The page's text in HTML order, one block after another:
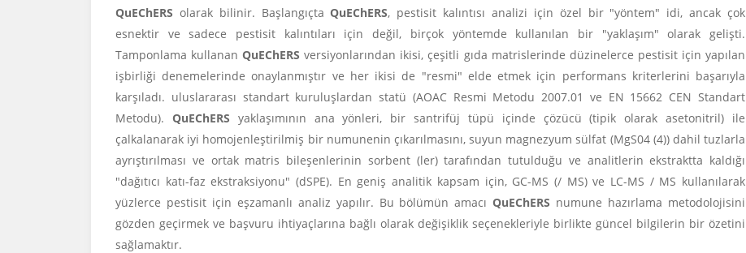
QuEChERS olarak bilinir. BaşlangıçtaQuEChERS, pestisit kalıntısı analizi için özel bir "yöntem" idi, ancak çok
esnektir ve sadece pestisit kalıntıları için değil, birçok yöntemde kullanılan bir "yaklaşım" olarak gelişti.
Tamponlama kullananQuEChERS versiyonlarından ikisi, çeşitli gıda matrislerinde düzinelerce pestisit için yapılan
işbirliği denemelerinde onaylanmıştır ve her ikisi de "resmi" elde etmek için performans kriterlerini başarıyla
karşıladı. uluslararası standart kuruluşlardan statü (AOAC Resmi Metodu 2007.01 ve EN 15662 CEN Standart
Metodu). QuEChERS yaklaşımının ana yönleri, bir santrifüj tüpü içinde çözücü (tipik olarak asetonitril) ile
çalkalanarak iyi homojenleştirilmiş bir numunenin çıkarılmasını, suyun magnezyum sülfat (MgS04 (4)) dahil tuzlarla
ayrıştırılması ve ortak matris bileşenlerinin sorbent (ler) tarafından tutulduğu ve analitlerin ekstraktta kaldığı
"dağıtıcı katı-faz ekstraksiyonu" (dSPE). En geniş analitik kapsam için, GC-MS (/ MS) ve LC-MS / MS kullanılarak
yüzlerce pestisit için eşzamanlı analiz yapılır. Bu bölümün amacıQuEChERS numune hazırlama metodolojisini
gözden geçirmek ve başvuru ihtiyaçlarına bağlı olarak değişiklik seçenekleriyle birlikte güncel bilgilerin bir özetini
sağlamaktır.